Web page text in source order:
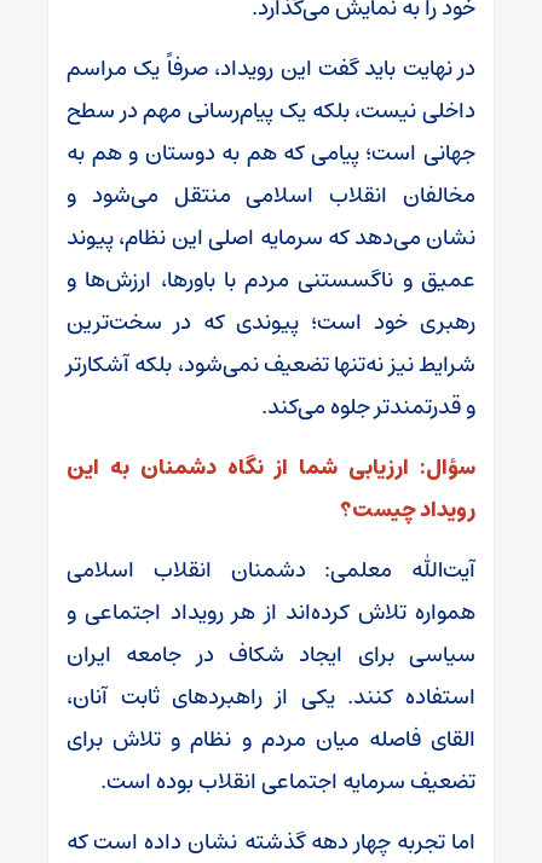
خود را به نمایش می‌گذارد.
در نهایت باید گفت این رویداد، صرفاً یک مراسم
داخلی نیست، بلکه یک پیام‌رسانی مهم در سطح
جهانی است؛ پیامی که هم به دوستان و هم به
مخالفان انقلاب اسلامی منتقل می‌شود و
نشان می‌دهد که سرمایه اصلی این نظام، پیوند
عمیق و ناگسستنی مردم با باورها، ارزش‌ها و
رهبری خود است؛ پیوندی که در سخت‌ترین
شرایط نیز نه‌تنها تضعیف نمی‌شود، بلکه آشکارتر
و قدرتمندتر جلوه می‌کند.
سؤال: ارزیابی شما از نگاه دشمنان به این
رویداد چیست؟
آیت‌الله معلمی: دشمنان انقلاب اسلامی
همواره تلاش کرده‌اند از هر رویداد اجتماعی و
سیاسی برای ایجاد شکاف در جامعه ایران
استفاده کنند. یکی از راهبردهای ثابت آنان،
القای فاصله میان مردم و نظام و تلاش برای
تضعیف سرمایه اجتماعی انقلاب بوده است.
اما تجربه چهار دهه گذشته نشان داده است که